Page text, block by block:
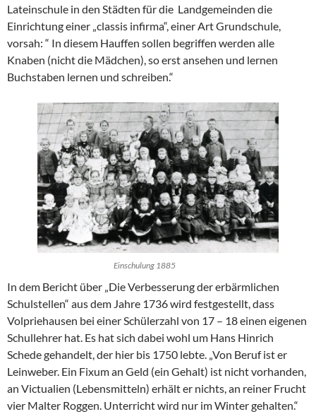
Lateinschule in den Städten für die Landgemeinden die
Einrichtung einer „classis infirma“, einer Art Grundschule,
vorsah: “ In diesem Hauffen sollen begriffen werden alle
Knaben (nicht die Mädchen), so erst ansehen und lernen
Buchstaben lernen und schreiben.“
Einschulung 1885
In dem Bericht über „Die Verbesserung der erbärmlichen
Schulstellen“ aus dem Jahre 1736 wird festgestellt, dass
Volpriehausen bei einer Schülerzahl von 17 – 18 einen eigenen
Schullehrer hat. Es hat sich dabei wohl um Hans Hinrich
Schede gehandelt, der hier bis 1750 lebte. „Von Beruf ist er
Leinweber. Ein Fixum an Geld (ein Gehalt) ist nicht vorhanden,
an Victualien (Lebensmitteln) erhält er nichts, an reiner Frucht
vier Malter Roggen. Unterricht wird nur im Winter gehalten.“